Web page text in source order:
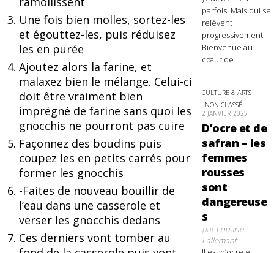
Une fois bien molles, sortez-les
et égouttez-les, puis réduisez
les en purée
Ajoutez alors la farine, et
malaxez bien le mélange. Celui-ci
doit être vraiment bien
imprégné de farine sans quoi les
gnocchis ne pourront pas cuire
Façonnez des boudins puis
coupez les en petits carrés pour
former les gnocchis
-Faites de nouveau bouillir de
l’eau dans une casserole et
verser les gnocchis dedans
Ces derniers vont tomber au
parfois. Mais qui se
relèvent
progressivement.
Bienvenue au
cœur de...
CULTURE & ARTS
NON CLASSÉ
2 JANVIER 2025
D’ocre et de
safran – les
femmes
rousses
sont
dangereuse
s
parLouane
Lallemant